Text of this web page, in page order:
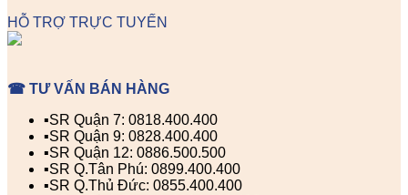
HỖ TRỢ TRỰC TUYẾN
☎ TƯ VẤN BÁN HÀNG
▪️SR Quận 7: 0818.400.400
▪️SR Quận 9: 0828.400.400
▪️SR Quận 12: 0886.500.500
▪️SR Q.Tân Phú: 0899.400.400
▪️SR Q.Thủ Đức: 0855.400.400